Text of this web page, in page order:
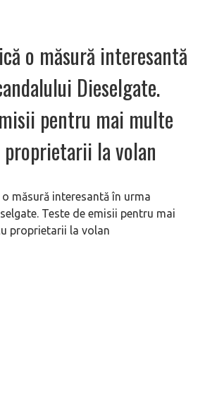
o măsură interesantă
Dieselgate.
pentru mai multe
proprietarii la volan